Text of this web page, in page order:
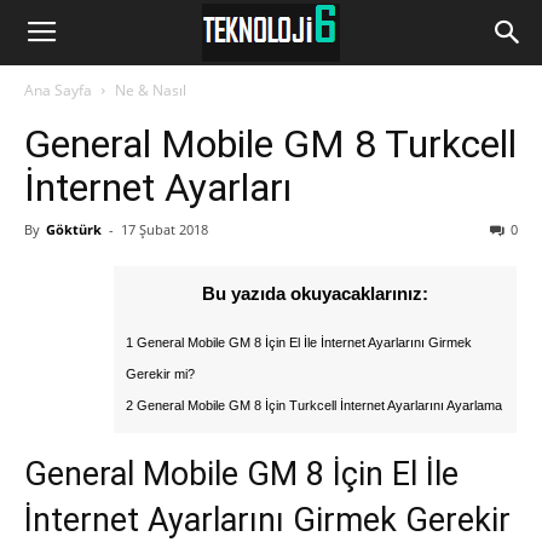
www.Teknoloji6.com
Ana Sayfa Ne & Nasıl
General Mobile GM 8 Turkcell
İnternet Ayarları
By Göktürk - 17 Şubat 2018 0
Bu yazıda okuyacaklarınız:
1 General Mobile GM 8 İçin El İle İnternet Ayarlarını Girmek
Gerekir mi?
2 General Mobile GM 8 İçin Turkcell İnternet Ayarlarını Ayarlama
General Mobile GM 8 İçin El İle
İnternet Ayarlarını Girmek Gerekir